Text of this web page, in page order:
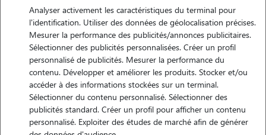
Motivation
j'ai du temps libre et les animaux sont ma passion je possède deux
chats dont un handicapé, j'aimerais mètre a profit mon temps libre
pour m'occuper des loulou, je vivais avec 3 chiens (2 york et un bully)
et j'avais beaucoup de chats, j'aime m'occuper des animaux pour qu'il
soit bien dans leurs pattes
Analyser activement les caractéristiques du terminal pour
l'identification. Utiliser des données de géolocalisation précises.
Mesurer la performance des publicités/annonces publicitaires.
Sélectionner des publicités personnalisées. Créer un profil
personnalisé de publicités. Mesurer la performance du
contenu. Développer et améliorer les produits. Stocker et/ou
accéder à des informations stockées sur un terminal.
Sélectionner du contenu personnalisé. Sélectionner des
publicités standard. Créer un profil pour afficher un contenu
personnalisé. Exploiter des études de marché afin de générer